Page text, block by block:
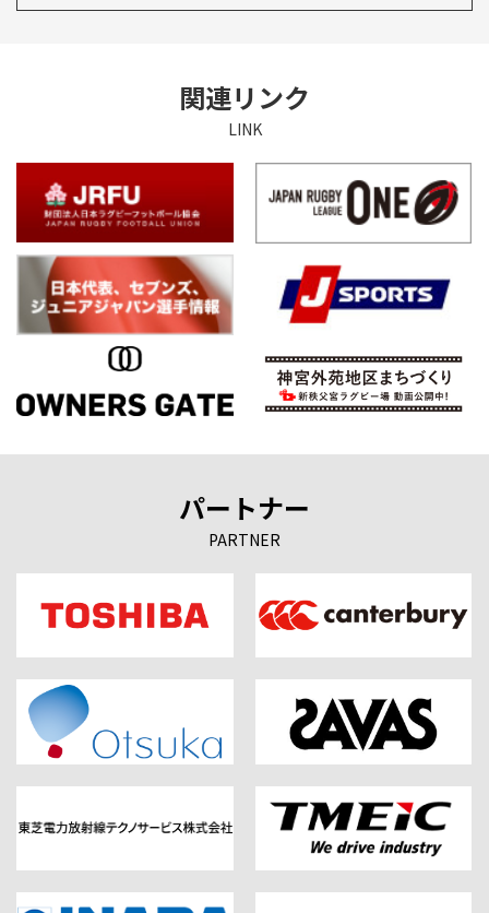
関連リンク
LINK
パートナー
PARTNER